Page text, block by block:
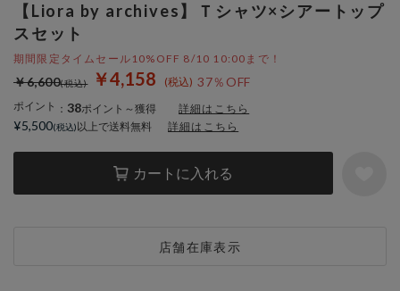
【Liora by archives】Ｔシャツ×シアートップ
スセット
期間限定タイムセール10%OFF 8/10 10:00まで！
￥4,158 37％OFF
￥6,600
ポイント ： 38ポイント～獲得 詳細はこちら
カートに入れる
店舗在庫表示
¥5,500 以上で送料無料 詳細はこちら